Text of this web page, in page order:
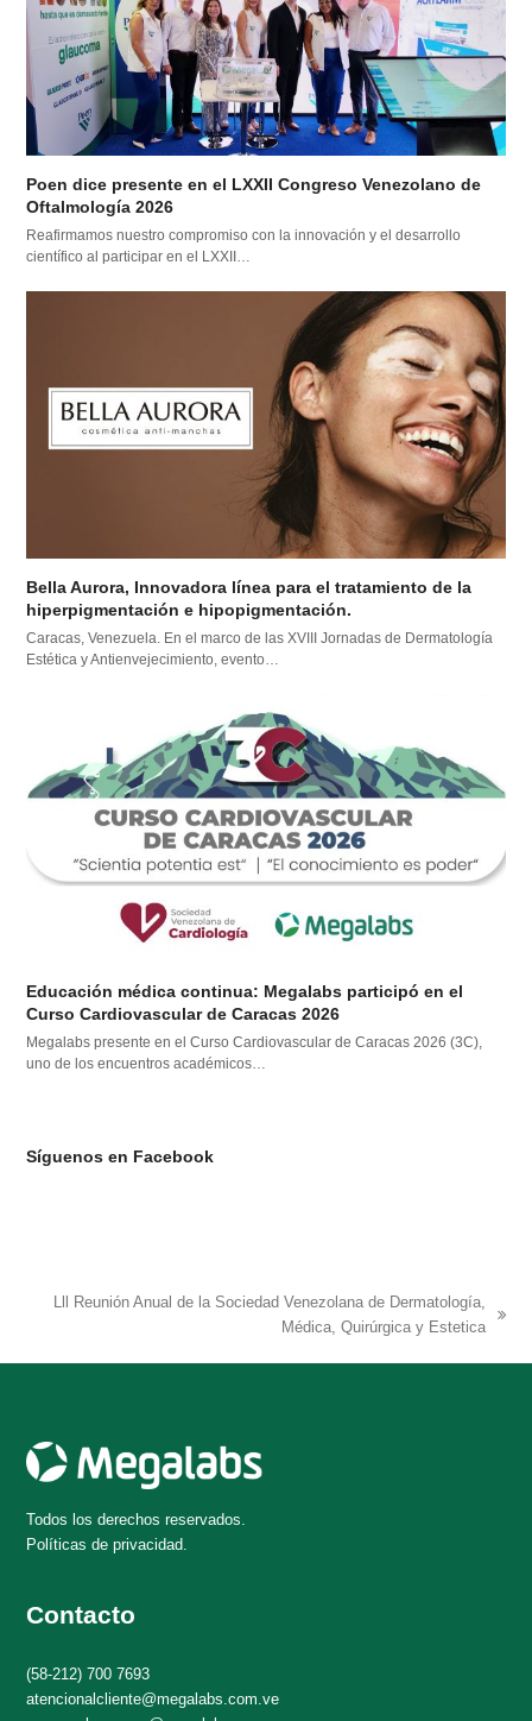
Poen dice presente en el LXXII Congreso Venezolano de
Oftalmología 2026
Reafirmamos nuestro compromiso con la innovación y el desarrollo
científico al participar en el LXXII…
Bella Aurora, Innovadora línea para el tratamiento de la
hiperpigmentación e hipopigmentación.
Caracas, Venezuela. En el marco de las XVIII Jornadas de Dermatología
Estética y Antienvejecimiento, evento…
Educación médica continua: Megalabs participó en el
Curso Cardiovascular de Caracas 2026
Megalabs presente en el Curso Cardiovascular de Caracas 2026 (3C),
uno de los encuentros académicos…
Síguenos en Facebook
Lll Reunión Anual de la Sociedad Venezolana de Dermatología,
Médica, Quirúrgica y Estetica
Todos los derechos reservados.
Políticas de privacidad.
Contacto
(58-212) 700 7693
atencionalcliente@megalabs.com.ve